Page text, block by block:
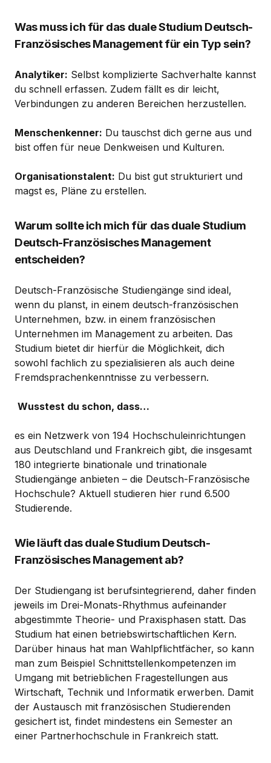
Was muss ich für das duale Studium Deutsch-
Französisches Management für ein Typ sein?
Analytiker: Selbst komplizierte Sachverhalte kannst
du schnell erfassen. Zudem fällt es dir leicht,
Verbindungen zu anderen Bereichen herzustellen.
Menschenkenner: Du tauschst dich gerne aus und
bist offen für neue Denkweisen und Kulturen.
Organisationstalent: Du bist gut strukturiert und
magst es, Pläne zu erstellen.
Warum sollte ich mich für das duale Studium
Deutsch-Französisches Management
entscheiden?
Deutsch-Französische Studiengänge sind ideal,
wenn du planst, in einem deutsch-französischen
Unternehmen, bzw. in einem französischen
Unternehmen im Management zu arbeiten. Das
Studium bietet dir hierfür die Möglichkeit, dich
sowohl fachlich zu spezialisieren als auch deine
Fremdsprachenkenntnisse zu verbessern.
Wusstest du schon, dass…
es ein Netzwerk von 194 Hochschuleinrichtungen
aus Deutschland und Frankreich gibt, die insgesamt
180 integrierte binationale und trinationale
Studiengänge anbieten – die Deutsch-Französische
Hochschule? Aktuell studieren hier rund 6.500
Studierende.
Wie läuft das duale Studium Deutsch-
Französisches Management ab?
Der Studiengang ist berufsintegrierend, daher finden
jeweils im Drei-Monats-Rhythmus aufeinander
abgestimmte Theorie- und Praxisphasen statt. Das
Studium hat einen betriebswirtschaftlichen Kern.
Darüber hinaus hat man Wahlpflichtfächer, so kann
man zum Beispiel Schnittstellenkompetenzen im
Umgang mit betrieblichen Fragestellungen aus
Wirtschaft, Technik und Informatik erwerben. Damit
der Austausch mit französischen Studierenden
gesichert ist, findet mindestens ein Semester an
einer Partnerhochschule in Frankreich statt.